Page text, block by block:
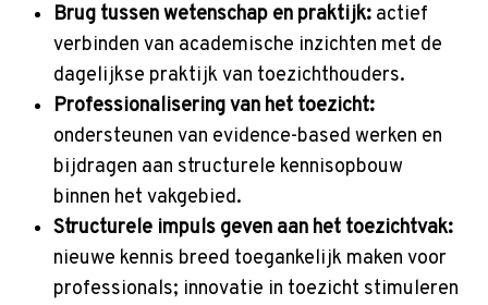
o
n
Brug tussen wetenschap en praktijk: actief
verbinden van academische inzichten met de
dagelijkse praktijk van toezichthouders.
Professionalisering van het toezicht:
ondersteunen van evidence-based werken en
bijdragen aan structurele kennisopbouw
binnen het vakgebied.
Structurele impuls geven aan het toezichtvak:
nieuwe kennis breed toegankelijk maken voor
professionals; innovatie in toezicht stimuleren